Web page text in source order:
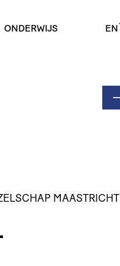
ONDERWIJS EN
MAASTRICHT